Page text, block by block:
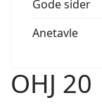
Gode sider
Anetavle
OHJ 20